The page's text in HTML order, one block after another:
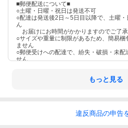
■郵便配送について■
○土曜・日曜・祝日は発送不可
○配達は発送後2日～5日目以降で、土曜
ん
お届けにお時間がかかりますのでご了
○サイズや重量に制限があるため、簡易梱
ません
○郵便受けへの配達で、紛失・破損・未配
せん
もっと見る
違反商品の申告